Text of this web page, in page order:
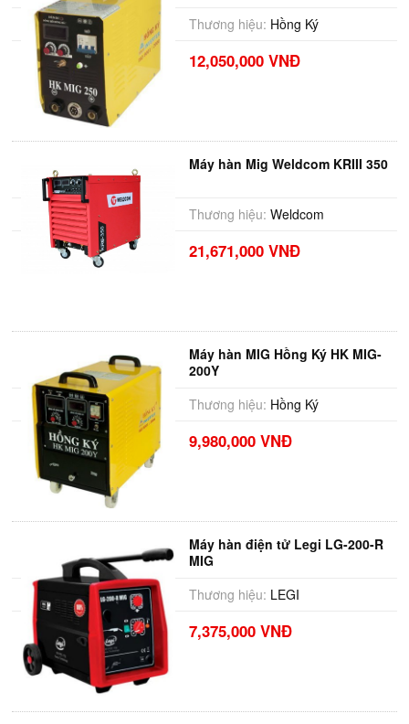
Thương hiệu: Hồng Ký
12,050,000 VNĐ
Máy hàn Mig Weldcom KRIII 350
Thương hiệu: Weldcom
21,671,000 VNĐ
Máy hàn MIG Hồng Ký HK MIG-
200Y
Thương hiệu: Hồng Ký
9,980,000 VNĐ
Máy hàn điện tử Legi LG-200-R
MIG
Thương hiệu: LEGI
7,375,000 VNĐ